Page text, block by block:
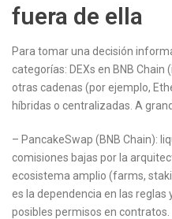
fuera de ella
Para tomar una decisión
categorías: DEXs en BNB Chain
otras cadenas (por ejemplo,
híbridas o centralizadas. A
– PancakeSwap (BNB Chain):
comisiones bajas por la
ecosistema amplio (farms,
es la dependencia en las reglas
posibles permisos en contratos.